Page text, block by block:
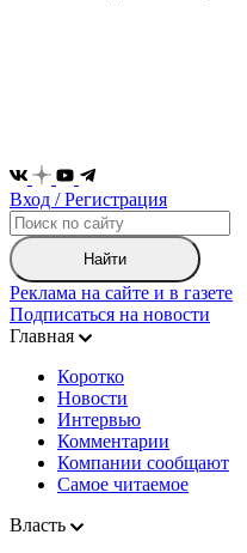
Вход / Регистрация
Найти
Реклама на сайте и в газете
Подписаться на новости
Главная
Коротко
Новости
Интервью
Комментарии
Компании сообщают
Самое читаемое
Власть